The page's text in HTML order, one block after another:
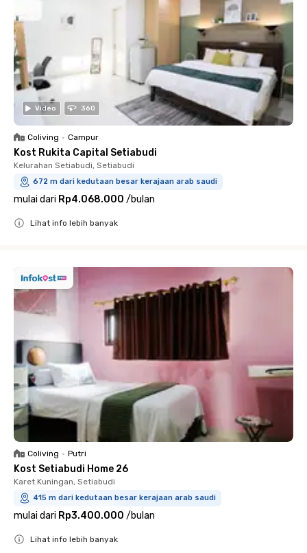
Video 360
Coliving • Campur
Kost Rukita Capital Setiabudi
Kelurahan Setiabudi, Setiabudi
672 m dari kedutaan besar kerajaan arab saudi
mulai dari Rp4.068.000 /bulan
Lihat info lebih banyak
Coliving • Putri
Kost Setiabudi Home 26
Karet Kuningan, Setiabudi
415 m dari kedutaan besar kerajaan arab saudi
mulai dari Rp3.400.000 /bulan
Lihat info lebih banyak